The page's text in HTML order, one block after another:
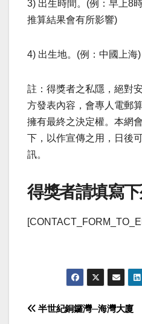
3) 出生時間。(例：早上8
推算結果會有所影響)
4) 出生地。(例：中國上海)
註：得獎者之私隱，絕對
方發表內容，會專人電郵
擁有最終之決定權。本網
下，以作宣傳之用，日後
訊。
得獎者請填寫
Post
半世紀銅鑼灣─海灣大廈